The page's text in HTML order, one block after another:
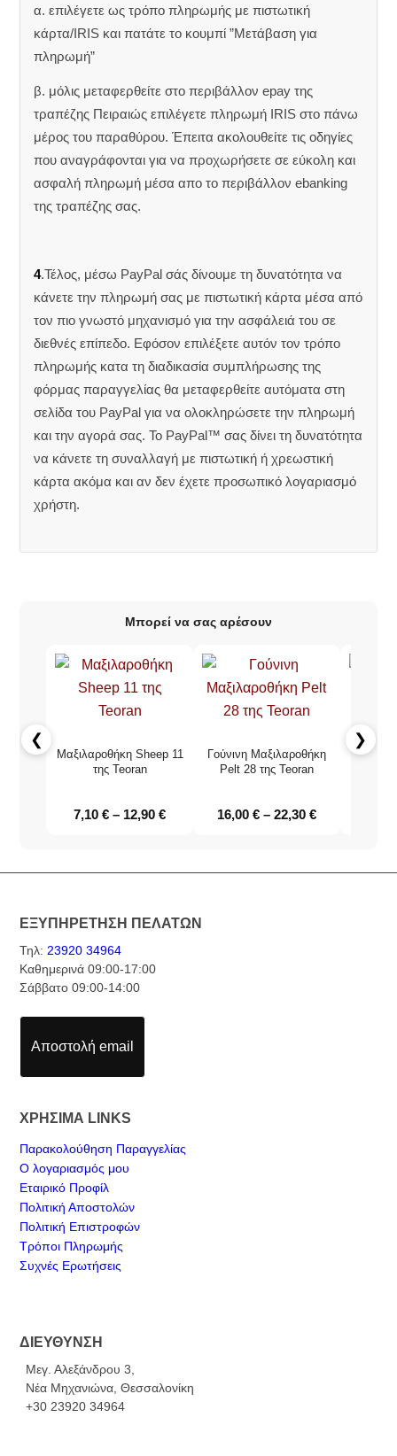
α. επιλέγετε ως τρόπο πληρωμής με πιστωτική
κάρτα/IRIS και πατάτε το κουμπί ”Μετάβαση για
πληρωμή”
β. μόλις μεταφερθείτε στο περιβάλλον epay της
τραπέζης Πειραιώς επιλέγετε πληρωμή IRIS στο πάνω
μέρος του παραθύρου. Έπειτα ακολουθείτε τις οδηγίες
που αναγράφονται για να προχωρήσετε σε εύκολη και
ασφαλή πληρωμή μέσα απο το περιβάλλον ebanking
της τραπέζης σας.
4.Τέλος, μέσω PayPal σάς δίνουμε τη δυνατότητα να
κάνετε την πληρωμή σας με πιστωτική κάρτα μέσα από
τον πιο γνωστό μηχανισμό για την ασφάλειά του σε
διεθνές επίπεδο. Εφόσον επιλέξετε αυτόν τον τρόπο
πληρωμής κατα τη διαδικασία συμπλήρωσης της
φόρμας παραγγελίας θα μεταφερθείτε αυτόματα στη
σελίδα του PayPal για να ολοκληρώσετε την πληρωμή
και την αγορά σας. Το PayPal™ σας δίνει τη δυνατότητα
να κάνετε τη συναλλαγή με πιστωτική ή χρεωστική
κάρτα ακόμα και αν δεν έχετε προσωπικό λογαριασμό
χρήστη.
Μπορεί να σας αρέσουν
❮
Μαξιλαροθήκη Sheep 11
της Teoran
7,10€ – 12,90€
Γούνινη Μαξιλαροθήκη
Pelt 28 της Teoran
16,00 € – 22,30 €
❯
ΕΞΥΠΗΡΕΤΗΣΗ ΠΕΛΑΤΩΝ
Τηλ: 23920 34964
Καθημερινά 09:00-17:00
Σάββατο 09:00-14:00
Αποστολή email
ΧΡΗΣΙΜΑ LINKS
Παρακολούθηση Παραγγελίας
Ο λογαριασμός μου
Εταιρικό Προφίλ
Πολιτική Αποστολών
Πολιτική Επιστροφών
Τρόποι Πληρωμής
Συχνές Ερωτήσεις
ΔΙΕΥΘΥΝΣΗ
Μεγ. Αλεξάνδρου 3,
Νέα Μηχανιώνα, Θεσσαλονίκη
+30 23920 34964